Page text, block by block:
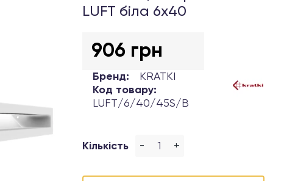
LUFT біла 6х40
906 грн
Бренд:
KRATKI
Код товару:
LUFT/6/40/45S/B
Кількість - +